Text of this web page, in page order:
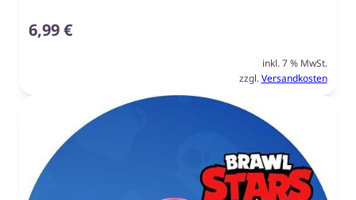
6,99€
inkl. 7 % MwSt.
zzgl.Versandkosten